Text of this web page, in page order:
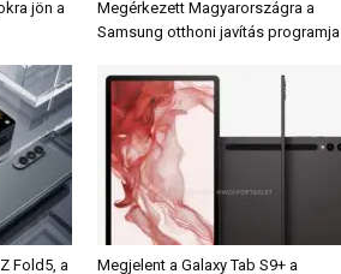
jön a
Megérkezett Magyarországra a
Samsung otthoni javítás programja
Fold5, a Megjelent a Galaxy Tab S9+ a